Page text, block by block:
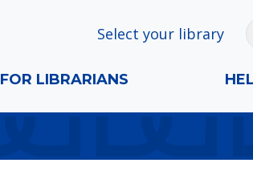
Select your library
FOR LIBRARIANS